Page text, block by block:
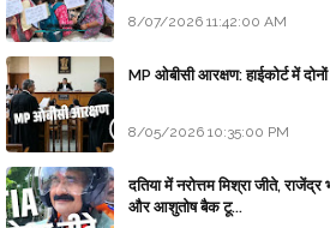
8/07/2026 11:42:00 AM
MP ओबीसी आरक्षण: हाईकोर्ट में
8/05/2026 10:35:00 PM
दतिया में नरोत्तम मिश्रा जीते,
और आशुतोष बैक टू...